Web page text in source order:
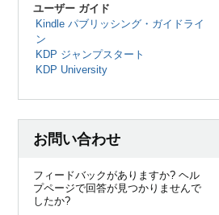
ユーザー ガイド
Kindle パブリッシング・ガイドライ
ン
KDP ジャンプスタート
KDP University
お問い合わせ
フィードバックがありますか? ヘル
プページで回答が見つかりませんで
したか?